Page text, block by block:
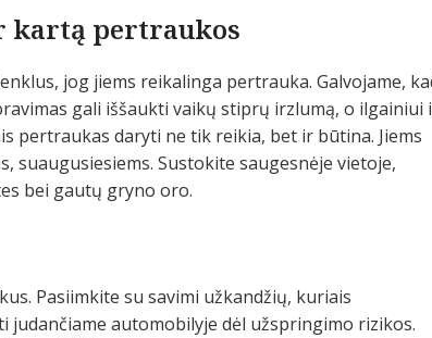
kartą pertraukos
jog jiems reikalinga pertrauka. Galvojame,
gali iššaukti vaikų stiprų irzlumą, o ilgainiui
pertraukas daryti ne tik reikia, bet ir būtina. Jiems
suaugusiesiems. Sustokite saugesnėje vietoje,
bei gautų gryno oro.
Pasiimkite su savimi užkandžių, kuriais
automobilyje dėl užspringimo rizikos.